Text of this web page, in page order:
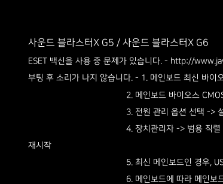
사운드 블라스터X G5 / 사운드 블라스터X G6
ESET 백신을 사용 중 문제가 있습니다. - http://
부팅 후 소리가 나지 않습니다. - 1. 메인보드 최신
2. 메인보드 바이오스 CMOS 설정에서
3. 전원 관리 옵션 선택 -> 설정 변경 -> 고급
4. 장치관리자 -> 범용 직렬 버스 컨트롤러 ->
재시작
5. 최신 메인보드인 경우, USB DAC 라는
6. 메인보드에 따라 메인보드 제조사의